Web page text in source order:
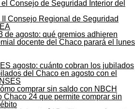
Consejo Regional de Seguridad
docente del Chaco parará el lunes
del Chaco en agosto con el
Chaco 24 que permite comprar sin